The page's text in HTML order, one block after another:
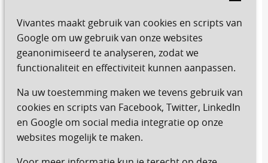
Vivantes maakt gebruik van cookies en scripts van
Google om uw gebruik van onze websites
geanonimiseerd te analyseren, zodat we
functionaliteit en effectiviteit kunnen aanpassen.
Na uw toestemming maken we tevens gebruik van
cookies en scripts van Facebook, Twitter, LinkedIn
en Google om social media integratie op onze
websites mogelijk te maken.
FiscFree
Ziek melden
Het is niet toegestaan zonder uitdrukkelijke en schriftelijke
toestemming tekst of beeld te kopiëren van onze website.
Foto's: APA foto | Vivantes, tenzij anders vermeld. Locatiefoto's: